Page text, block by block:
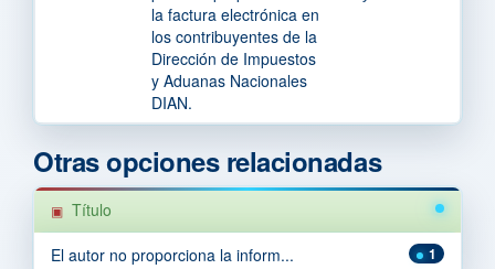
la factura electrónica en
los contribuyentes de la
Dirección de Impuestos
y Aduanas Nacionales
DIAN.
Otras opciones relacionadas
Título
1
El autor no proporciona la inform...